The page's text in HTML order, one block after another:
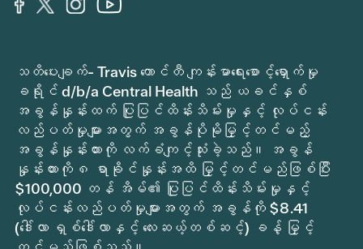
သတိပေးချက်- Travis ကောင်တီ ကျန်းမာရေးစောင့်ရှောက်မှု
ခရိုင် d/b/a Central Health သည် ယခင်နှစ်
အခွန်နှုန်းထက် ပြုပြင်ထိန်းသိမ်းမှုနှင့် လုပ်ငန်း
လည်ပတ်မှုများအတွက် အခွန်ပိုမိုမြှင့်တင်မည့်
အခွန်နှုန်းထားကို လက်ခံကျင့်သုံးခဲ့သည်။ အခွန်
နှုန်းထားကို ၈ ရာခိုင်နှုန်းအထိ မြှင့်တင်မည်ဖြစ်ပြီး
$100,000 တန် အိမ်၏ ပြုပြင်ထိန်းသိမ်းမှုနှင့်
လုပ်ငန်းလည်ပတ်မှုများအတွက် အခွန်ကို $8.41
(ဒေါ်လာ ရှစ်ဒေါ်လာနှင့် လေးဆယ့်တစ်ဆင့်) ခန့် မြှင့်